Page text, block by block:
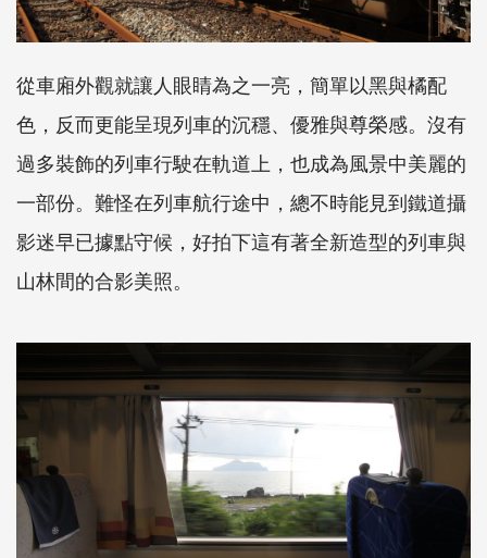
從車廂外觀就讓人眼睛為之一亮，簡單以黑與橘配
色，反而更能呈現列車的沉穩、優雅與尊榮感。沒有
過多裝飾的列車行駛在軌道上，也成為風景中美麗的
一部份。難怪在列車航行途中，總不時能見到鐵道攝
影迷早已據點守候，好拍下這有著全新造型的列車與
山林間的合影美照。